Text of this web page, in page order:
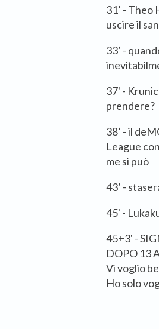
31’ - Theo
uscire il
33’ -
37' -
prendere?
38’ - il
League
me si può
43’ -
45' -
45+3' -
DOPO 13
Vi voglio
Ho solo